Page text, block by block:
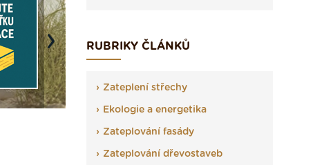
Next RUBRIKY ČLÁNKŮ
Zateplení střechy
Ekologie a energetika
Zateplování fasády
Zateplování dřevostaveb